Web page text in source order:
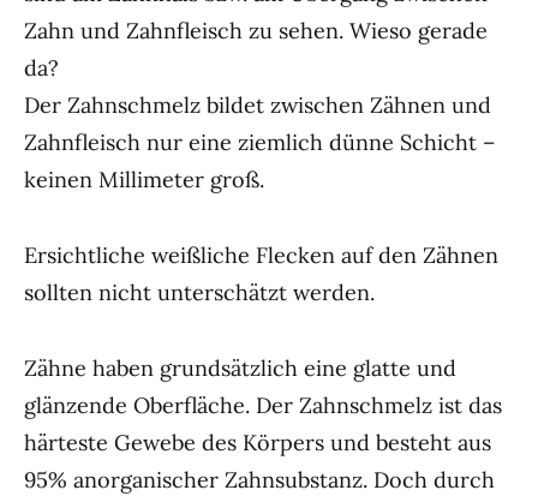
Zahn und Zahnfleisch zu sehen. Wieso gerade
da?
Der Zahnschmelz bildet zwischen Zähnen und
Zahnfleisch nur eine ziemlich dünne Schicht –
keinen Millimeter groß.
Ersichtliche weißliche Flecken auf den Zähnen
sollten nicht unterschätzt werden.
Zähne haben grundsätzlich eine glatte und
glänzende Oberfläche. Der Zahnschmelz ist das
härteste Gewebe des Körpers und besteht aus
95% anorganischer Zahnsubstanz. Doch durch